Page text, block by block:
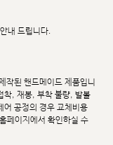
내 드립니다.
작된 핸드메이드 제품입니
착, 재봉, 부착 불량, 발볼
어 공정의 경우 교체비용
페이지에서 확인하실 수